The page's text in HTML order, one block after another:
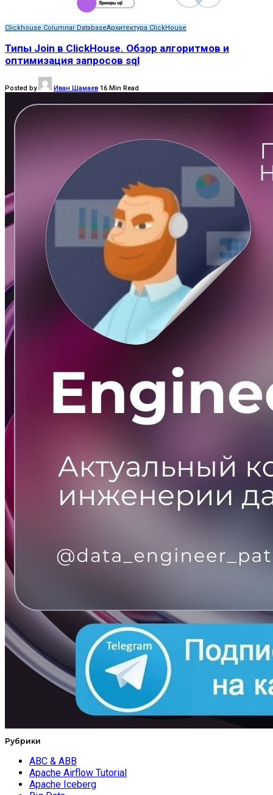
Clickhouse Columnar DatabaseАрхитектура ClickHouse
Типы Join в ClickHouse. Обзор алгоритмов и
оптимизация запросов sql
Posted by Иван Шамаев 16 Min Read
Рубрики
ABC & ABB
Apache Airflow Tutorial
Apache Iceberg